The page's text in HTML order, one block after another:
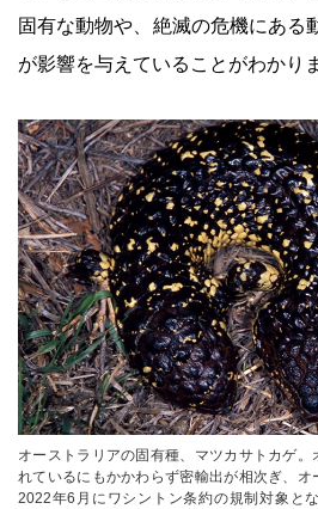
固有な動物や、絶滅の危機にある
が影響を与えていることがわかり
オーストラリアの固有種、マツカサトカゲ
れているにもかかわらず密輸出が相次ぎ、オ
2022年6月にワシントン条約の規制対象と